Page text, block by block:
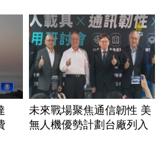
未來戰場聚焦通信韌性 美
無人機優勢計劃台廠列入